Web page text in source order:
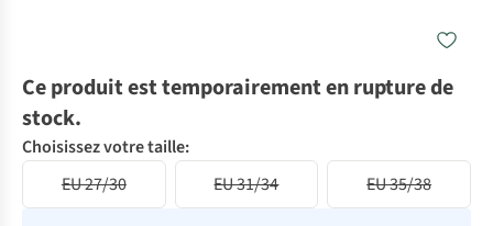
Ce produit est temporairement en rupture de
stock.
Choisissez votre taille:
EU 27/30
EU 31/34 EU 35/38